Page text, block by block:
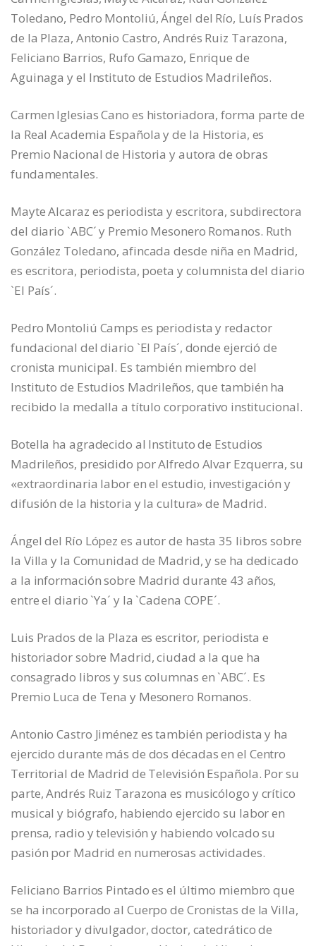
Toledano, Pedro Montoliú, Ángel del Río, Luís Prados
de la Plaza, Antonio Castro, Andrés Ruiz Tarazona,
Feliciano Barrios, Rufo Gamazo, Enrique de
Aguinaga y el Instituto de Estudios Madrileños.
Carmen Iglesias Cano es historiadora, forma parte de
la Real Academia Española y de la Historia, es
Premio Nacional de Historia y autora de obras
fundamentales.
Mayte Alcaraz es periodista y escritora, subdirectora
del diario `ABC´ y Premio Mesonero Romanos. Ruth
González Toledano, afincada desde niña en Madrid,
es escritora, periodista, poeta y columnista del diario
`El País´.
Pedro Montoliú Camps es periodista y redactor
fundacional del diario `El País´, donde ejerció de
cronista municipal. Es también miembro del
Instituto de Estudios Madrileños, que también ha
recibido la medalla a título corporativo institucional.
Botella ha agradecido al Instituto de Estudios
Madrileños, presidido por Alfredo Alvar Ezquerra, su
«extraordinaria labor en el estudio, investigación y
difusión de la historia y la cultura» de Madrid.
Ángel del Río López es autor de hasta 35 libros sobre
la Villa y la Comunidad de Madrid, y se ha dedicado
a la información sobre Madrid durante 43 años,
entre el diario `Ya´ y la `Cadena COPE´.
Luis Prados de la Plaza es escritor, periodista e
historiador sobre Madrid, ciudad a la que ha
consagrado libros y sus columnas en `ABC´. Es
Premio Luca de Tena y Mesonero Romanos.
Antonio Castro Jiménez es también periodista y ha
ejercido durante más de dos décadas en el Centro
Territorial de Madrid de Televisión Española. Por su
parte, Andrés Ruiz Tarazona es musicólogo y crítico
musical y biógrafo, habiendo ejercido su labor en
prensa, radio y televisión y habiendo volcado su
pasión por Madrid en numerosas actividades.
Feliciano Barrios Pintado es el último miembro que
se ha incorporado al Cuerpo de Cronistas de la Villa,
historiador y divulgador, doctor, catedrático de